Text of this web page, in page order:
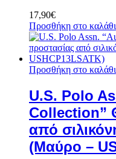
17,90€
Προσθήκη στο καλάθι
Προσθήκη στο καλάθι
U.S. Polo
Collection”
από
(Μαύρο –